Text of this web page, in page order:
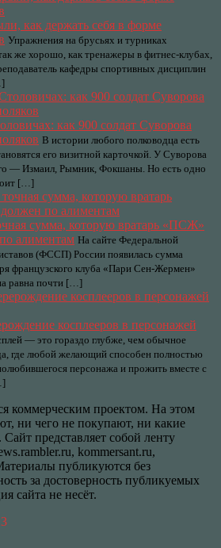
как держать себя в форме
Упражнения на брусьях и турниках
же хорошо, как тренажеры в фитнес-клубах,
кафедры спортивных дисциплин
как 900 солдат Суворова
В истории любого полководца есть
его визитной карточкой. У Суворова
— Измаил, Рымник, Фокшаны. Но есть одно
[…]
сумма, которую вратарь «ПСЖ»
алиментам На сайте Федеральной
(ФССП) России появилась сумма
французского клуба «Пари Сен-Жермен»
равна почти […]
косплееров в персонажей
— это гораздо глубже, чем обычное
где любой желающий способен полностью
персонажа и прожить вместе с
коммерческим проектом. На этом
ни чего не покупают, ни какие
представляет собой ленту
kommersant.ru,
публикуются без
за достоверность публикуемых
сайта не несёт.